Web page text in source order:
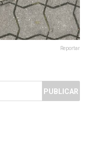
Reportar
PUBLICAR